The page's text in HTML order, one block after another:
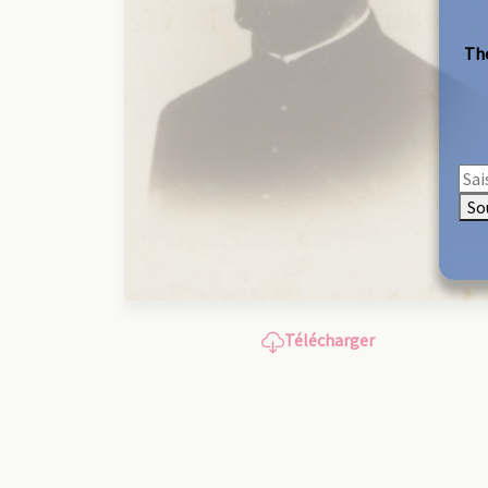
Télécharger